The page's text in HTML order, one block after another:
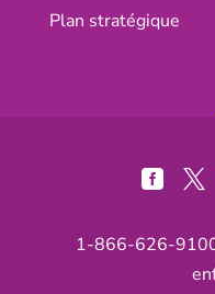
Plan stratégique
 
1-866-626-